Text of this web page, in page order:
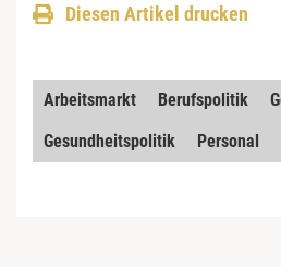
Diesen Artikel drucken
Arbeitsmarkt Berufspolitik
Gesundheitspolitik
Personal